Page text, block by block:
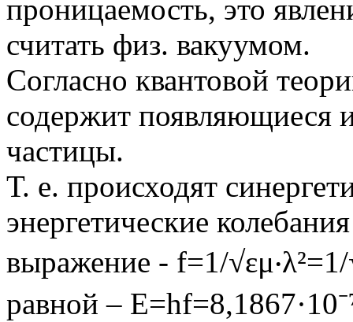
проницаемость, это
считать физ. вакуумом.
Согласно квантовой
содержит
частицы.
Т. е. происходят
энергетические
выражение - f=1/√εμ‧λ²=1/
равной –